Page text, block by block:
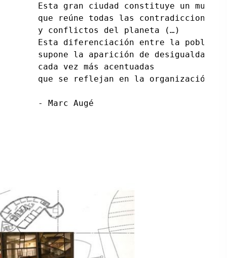
Esta gran ciudad constituye un mundo
que reúne todas las contradicciones
y conflictos del planeta (…)
Esta diferenciación entre la
supone la aparición de desigualdades
cada vez más acentuadas
que se reflejan en la organización
- Marc Augé